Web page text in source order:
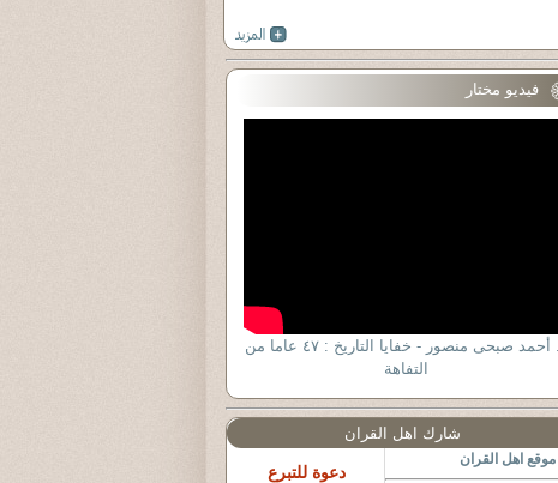
فيديو مختار
د. أحمد صبحى منصور - خفايا التاريخ : ٤٧ عاما من
التفاهة
شارك اهل القران
اهل القران
دعوة للتبرع